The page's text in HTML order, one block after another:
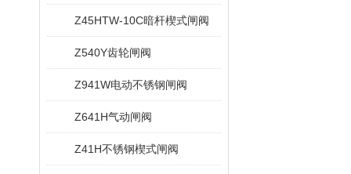
Z45HTW-10C暗杆楔式闸阀
Z540Y齿轮闸阀
Z941W电动不锈钢闸阀
Z641H气动闸阀
Z41H不锈钢楔式闸阀